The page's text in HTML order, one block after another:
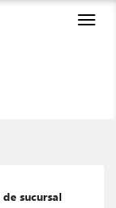
sucursal